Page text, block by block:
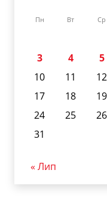
Пн Вт Ср
3
4 5
10
11 12
17
18 19
24
25 26
31
« Лип